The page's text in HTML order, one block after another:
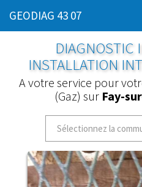
GEODIAG 43 07
DIAGNOSTIC
INSTALLATION
A votre service pour
(Gaz) sur Fay-
Sélectionnez la